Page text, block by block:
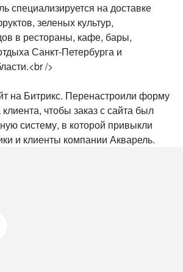
специализируется на доставке
зеленых культур,
в рестораны, кафе, бары,
Санкт-Петербурга и
/>
на Битрикс. Перенастроили форму
чтобы заказ с сайта был
систему, в которой привыкли
и клиенты компании Акварель.